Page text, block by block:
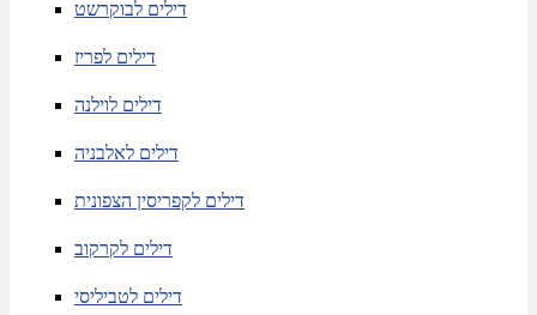
דילים לבוקרשט
דילים לפריז
דילים לוילנה
דילים לאלבניה
דילים לקפריסין הצפונית
דילים לקרקוב
דילים לטביליסי